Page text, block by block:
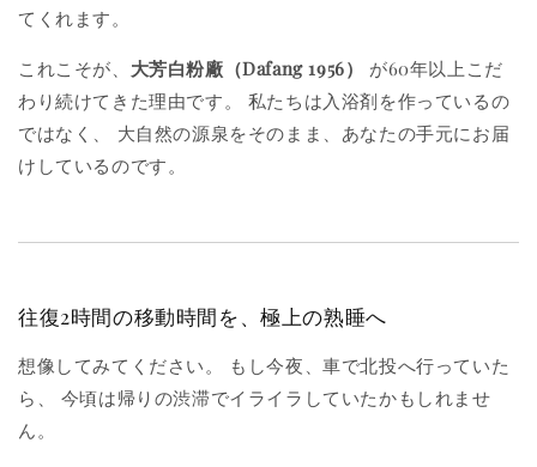
てくれます。
これこそが、 大芳白粉廠（Dafang 1956）
が60年以上こだ
わり続けてきた理由です。 私たちは入浴剤を作っているの
ではなく、 大自然の源泉をそのまま、あなたの手元にお届
けしているのです。
往復2時間の移動時間を、極上の熟睡へ
想像してみてください。 もし今夜、車で北投へ行っていた
ら、 今頃は帰りの渋滞でイライラしていたかもしれませ
ん。